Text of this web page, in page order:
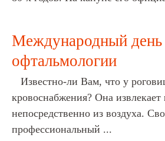
Международный день
офтальмологии
Известно-ли Вам, что у
кровоснабжения? Она извлекает
непосредственно из воздуха.
профессиональный ...